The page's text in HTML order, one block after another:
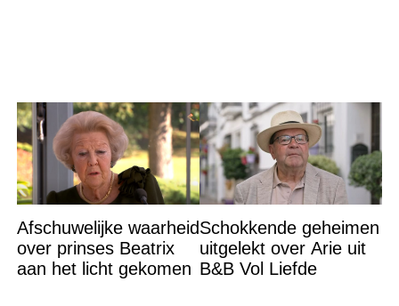
Afschuwelijke waarheid
over prinses Beatrix
aan het licht gekomen
Schokkende geheimen
uitgelekt over Arie uit
B&B Vol Liefde